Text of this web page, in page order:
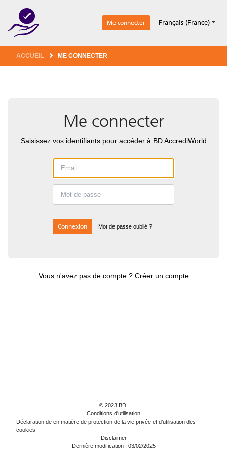
Me connecter Français (France)
ACCUEIL ME CONNECTER
Me connecter
Saisissez vos identifiants pour accéder à BD AccrediWorld
Connexion Mot de passe oublié ?
Vous n'avez pas de compte ? Créer un compte
© 2023 BD.
Conditions d'utilisation
Déclaration de en matière de protection de la vie privée et d’utilisation des
cookies
Disclaimer
Dernière modification : 03/02/2025